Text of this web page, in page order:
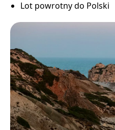
Lot powrotny do Polski